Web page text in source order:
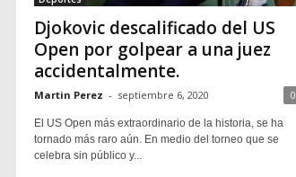
Djokovic descalificado del US
Open por golpear a una juez
accidentalmente.
Martin Perez - septiembre 6, 2020 0
El US Open más extraordinario de la historia, se ha
tornado más raro aún. En medio del torneo que se
celebra sin público y...